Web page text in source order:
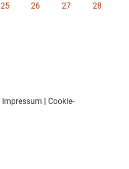
25 26 27
28
Impressum | Cookie-